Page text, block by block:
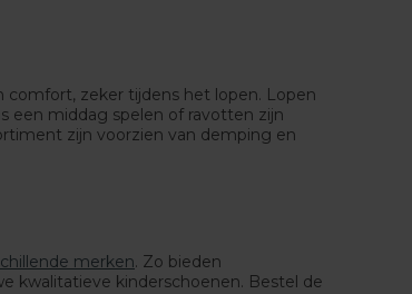
comfort, zeker tijdens het lopen. Lopen
een middag spelen of ravotten zijn
zijn voorzien van demping en
merken. Zo bieden
kwalitatieve kinderschoenen. Bestel de